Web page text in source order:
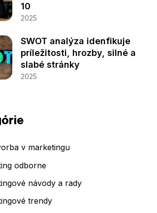
10
2025
SWOT analýza idenfikuje
príležitosti, hrozby, silné a
slabé stránky
2025
v marketingu
odborne
návody a rady
trendy